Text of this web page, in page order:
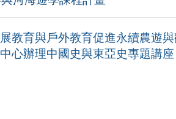
展教育與戶外教育促進永續農遊
心辦理中國史與東亞史專題講